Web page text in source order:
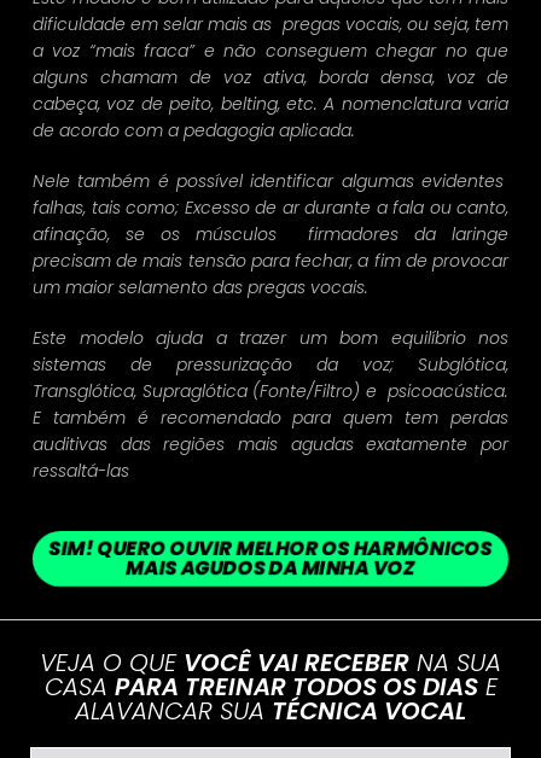
dificuldade em selar mais as pregas vocais, ou seja, tem
a voz “mais fraca” e não conseguem chegar no que
alguns chamam de voz ativa, borda densa, voz de
cabeça, voz de peito, belting, etc. A nomenclatura varia
de acordo com a pedagogia aplicada.
Nele também é possível identificar algumas evidentes
falhas, tais como; Excesso de ar durante a fala ou canto,
afinação, se os músculos firmadores da laringe
precisam de mais tensão para fechar, a fim de provocar
um maior selamento das pregas vocais.
Este modelo ajuda a trazer um bom equilíbrio nos
sistemas de pressurização da voz; Subglótica,
Transglótica, Supraglótica (Fonte/Filtro) e psicoacústica.
E também é recomendado para quem tem perdas
auditivas das regiões mais agudas exatamente por
ressaltá-las
SIM! QUERO OUVIR MELHOR OS HARMÔNICOS
MAIS AGUDOS DA MINHA VOZ
VEJA O QUE VOCÊ VAI RECEBER NA SUA
CASA PARA TREINAR TODOS OS DIASE
ALAVANCAR SUA TÉCNICA VOCAL